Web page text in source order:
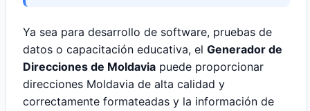
Ya sea para desarrollo de software, pruebas de
datos o capacitación educativa, el Generador de
Direcciones de Moldavia puede proporcionar
direcciones Moldavia de alta calidad y
correctamente formateadas y la información de